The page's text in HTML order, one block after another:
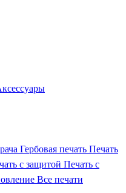
Гербовая печать Печать
с защитой Печать с
Все печати